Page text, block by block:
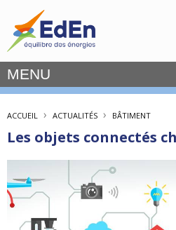
MENU
ACCUEIL › ACTUALITÉS › BÂTIMENT
Les objets connectés